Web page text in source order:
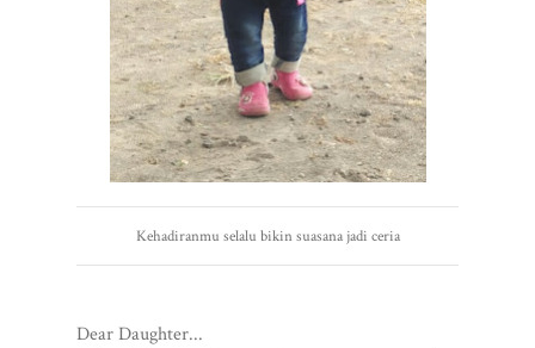
Kehadiranmu selalu bikin suasana jadi ceria
Dear Daughter...